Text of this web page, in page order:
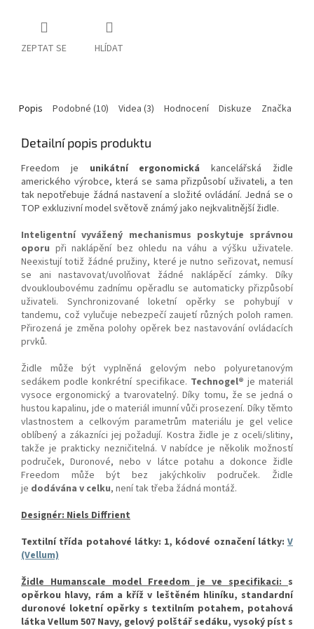
ZEPTAT SE HLÍDAT
Popis Podobné (10) Videa (3) Hodnocení Diskuze Značka
Detailní popis produktu
Freedom je unikátní ergonomická kancelářská židle
amerického výrobce, která se sama přizpůsobí uživateli, a ten
tak nepotřebuje žádná nastavení a složité ovládání. Jedná se o
TOP exkluzivní model světově známý jako nejkvalitnější židle.
Inteligentní vyvážený mechanismus poskytuje správnou
oporu při naklápění bez ohledu na váhu a výšku uživatele.
Neexistují totiž žádné pružiny, které je nutno seřizovat, nemusí
se ani nastavovat/uvolňovat žádné naklápěcí zámky. Díky
dvoukloubovému zadnímu opěradlu se automaticky přizpůsobí
uživateli. Synchronizované loketní opěrky se pohybují v
tandemu, což vylučuje nebezpečí zaujetí různých poloh ramen.
Přirozená je změna polohy opěrek bez nastavování ovládacích
prvků.
Židle může být vyplněná gelovým nebo polyuretanovým
sedákem podle konkrétní specifikace. Technogel® je materiál
vysoce ergonomický a tvarovatelný. Díky tomu, že se jedná o
hustou kapalinu, jde o materiál imunní vůči prosezení. Díky těmto
vlastnostem a celkovým parametrům materiálu je gel velice
oblíbený a zákazníci jej požadují. Kostra židle je z oceli/slitiny,
takže je prakticky nezničitelná. V nabídce je několik možností
područek, Duronové, nebo v látce potahu a dokonce židle
Freedom může být bez jakýchkoliv područek. Židle
je dodávána v celku, není tak třeba žádná montáž.
Designér: Niels Diffrient
Textilní třída potahové látky: 1, kódové označení látky: V
(Vellum)
Židle Humanscale model Freedom je ve specifikaci:s
opěrkou hlavy, rám a kříž v leštěném hliníku, standardní
duronové loketní opěrky s textilním potahem, potahová
látka Vellum 507 Navy, gelový polštář sedáku, vysoký píst s